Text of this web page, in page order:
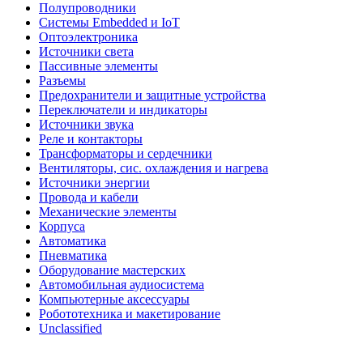
Полупроводники
Системы Embedded и IoT
Oптоэлектроника
Источники света
Пассивные элементы
Разъeмы
Предохранители и защитные устройства
Переключатели и индикаторы
Источники звука
Реле и контакторы
Трансформаторы и сердечники
Вентиляторы, сис. охлаждения и нагрева
Источники энергии
Провода и кабели
Механические элементы
Корпуса
Автоматика
Пневматика
Оборудование мастерских
Автомобильная аудиосистема
Компьютерные аксессуары
Робототехника и макетирование
Unclassified